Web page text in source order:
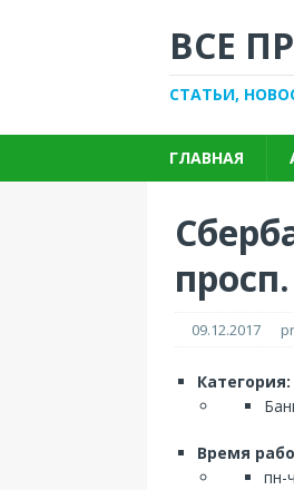
ВСЕ
СТАТЬИ,
ГЛАВНАЯ
09.12.2017
Категория:
Время
пн-